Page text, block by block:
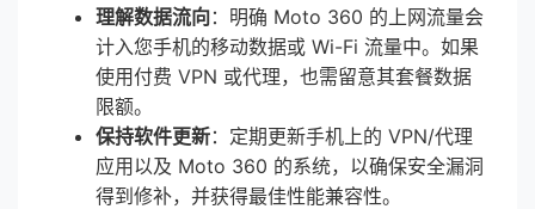
理解数据流向：明确 Moto 360 的上网流量会
计入您手机的移动数据或 Wi-Fi 流量中。如果
使用付费 VPN 或代理，也需留意其套餐数据
限额。
保持软件更新：定期更新手机上的 VPN/代理
应用以及 Moto 360 的系统，以确保安全漏洞
得到修补，并获得最佳性能兼容性。